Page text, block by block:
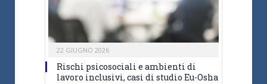
22 GIUGNO 2026
Rischi psicosociali e ambienti di
lavoro inclusivi, casi di studio Eu-Osha